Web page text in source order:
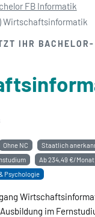
FB Informatik
Wirtschaftsinformatik
IHR BACHELOR-
Ohne NC Staatlich
Ab234,49 €/Monat
Psychologie
im